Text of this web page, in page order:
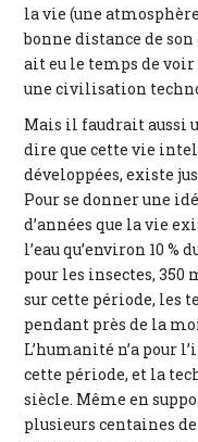
la vie (une
bonne distance de
ait eu le temps de
une civilisation
Mais il faudrait aussi
dire que cette vie
développées, existe
Pour se donner une
d’années que la vie
l’eau qu’environ 10
pour les insectes,
sur cette période, les
pendant près de la
L’humanité n’a pour
cette période, et la
siècle. Même en
plusieurs centaines